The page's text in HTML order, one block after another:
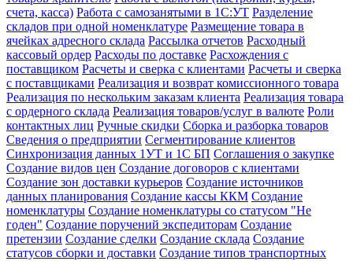
счета, касса) Работа с самозанятыми в 1С:УТ Разделение
складов при одной номенклатуре Размещение товара в
ячейках адресного склада Рассылка отчетов Расходный
кассовый ордер Расходы по доставке Расхождения с
поставщиком Расчеты и сверка с клиентами Расчеты и сверка
с поставщиками Реализация и возврат комиссионного товара
Реализация по нескольким заказам клиента Реализация товара
с ордерного склада Реализация товаров/услуг в валюте Роли
контактных лиц Ручные скидки Сборка и разборка товаров
Сведения о предприятии Сегментирование клиентов
Синхронизация данных 1УТ и 1С БП Соглашения о закупке
Создание видов цен Создание договоров с клиентами
Создание зон доставки курьеров Создание источников
данных планирования Создание кассы ККМ Создание
номенклатуры Создание номенклатуры со статусом "Не
годен" Создание поручений экспедиторам Создание
претензии Создание сделки Создание склада Создание
статусов сборки и доставки Создание типов транспортных